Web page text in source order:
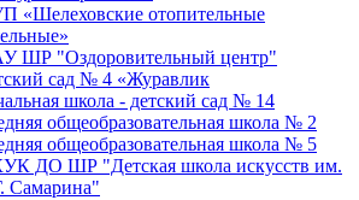
«Шелеховские отопительные
ШР "Оздоровительный центр"
сад № 4 «Журавлик
школа - детский сад № 14
общеобразовательная школа № 2
общеобразовательная школа № 5
ДО ШР "Детская школа искусств им.
Самарина"